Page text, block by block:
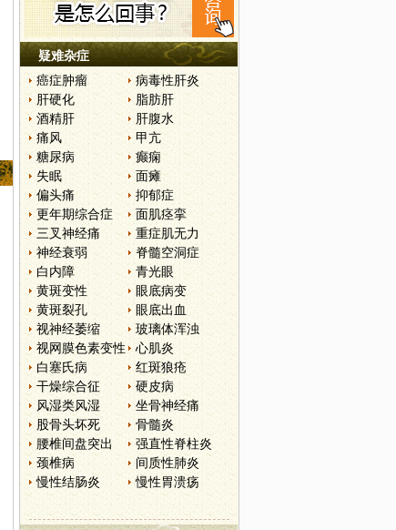
疑难杂症
癌症肿瘤
病毒性肝炎
肝硬化
脂肪肝
酒精肝
肝腹水
痛风
甲亢
糖尿病
癫痫
失眠
面瘫
偏头痛
抑郁症
更年期综合症
面肌痉挛
三叉神经痛
重症肌无力
神经衰弱
脊髓空洞症
白内障
青光眼
黄斑变性
眼底病变
黄斑裂孔
眼底出血
视神经萎缩
玻璃体浑浊
视网膜色素变性
心肌炎
白塞氏病
红斑狼疮
干燥综合征
硬皮病
风湿类风湿
坐骨神经痛
股骨头坏死
骨髓炎
腰椎间盘突出
强直性脊柱炎
颈椎病
间质性肺炎
慢性结肠炎
慢性胃溃疡